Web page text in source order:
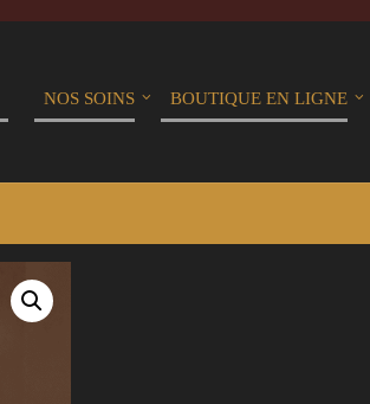
NOS SOINS BOUTIQUE EN LIGNE